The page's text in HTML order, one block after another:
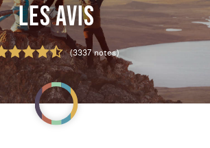
LES AVIS
(3337 notes)